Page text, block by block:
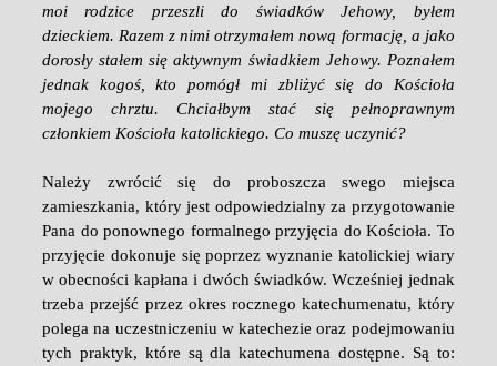
moi rodzice przeszli do świadków Jehowy, byłem
dzieckiem. Razem z nimi otrzymałem nową formację, a jako
dorosły stałem się aktywnym świadkiem Jehowy. Poznałem
jednak kogoś, kto pomógł mi zbliżyć się do Kościoła
mojego chrztu. Chciałbym stać się pełnoprawnym
członkiem Kościoła katolickiego. Co muszę uczynić?
Należy zwrócić się do proboszcza swego miejsca
zamieszkania, który jest odpowiedzialny za przygotowanie
Pana do ponownego formalnego przyjęcia do Kościoła. To
przyjęcie dokonuje się poprzez wyznanie katolickiej wiary
w obecności kapłana i dwóch świadków. Wcześniej jednak
trzeba przejść przez okres rocznego katechumenatu, który
polega na uczestniczeniu w katechezie oraz podejmowaniu
tych praktyk, które są dla katechumena dostępne. Są to: